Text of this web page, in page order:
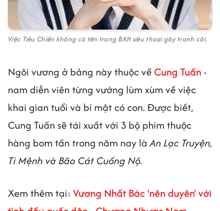
Việc Tiêu Chiến không có tên trong BXH siêu thoại gây tranh cãi.
Ngôi vương ở bảng này thuộc về Cung Tuấn -
nam diễn viên từng vướng lùm xùm về việc
khai gian tuổi và bí mật có con. Được biết,
Cung Tuấn sẽ tái xuất với 3 bộ phim thuộc
hàng bom tấn trong năm nay làAn Lạc Truyện,
Ti Mệnh và Bão Cát Cuồng Nộ.
Xem thêm tại: Vương Nhất Bác 'nên duyên' với